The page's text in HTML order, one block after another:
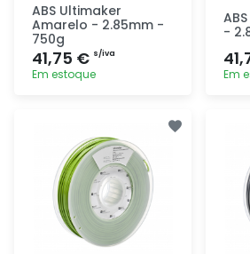
ABS Ultimaker
Amarelo - 2.85mm -
750g
41,75 € s/iva
Em estoque
-
Em